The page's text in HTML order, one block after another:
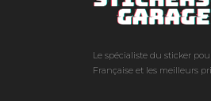
Le spécialiste du sticker
Française et les meilleurs